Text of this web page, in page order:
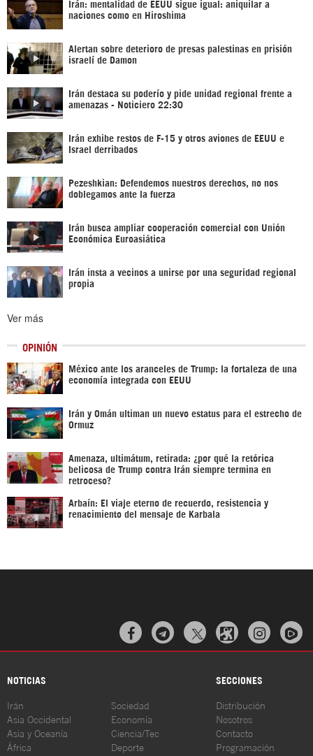
Irán: mentalidad de EEUU sigue igual: aniquilar a
naciones como en Hiroshima
Alertan sobre deterioro de presas palestinas en prisión
israelí de Damon
Irán destaca su poderío y pide unidad regional frente a
amenazas - Noticiero 22:30
Irán exhibe restos de F-15 y otros aviones de EEUU e
Israel derribados
Pezeshkian: Defendemos nuestros derechos, no nos
doblegamos ante la fuerza
Irán busca ampliar cooperación comercial con Unión
Económica Euroasiática
Irán insta a vecinos a unirse por una seguridad regional
propia
Ver más
OPINIÓN
México ante los aranceles de Trump: la fortaleza de una
economía integrada con EEUU
Irán y Omán ultiman un nuevo estatus para el estrecho de
Ormuz
Amenaza, ultimátum, retirada: ¿por qué la retórica
belicosa de Trump contra Irán siempre termina en
retroceso?
Arbaín: El viaje eterno de recuerdo, resistencia y
renacimiento del mensaje de Karbala
  
NOTICIAS SECCIONES
Irán
Asia Occidental
Asia y Oceanía
África
Sociedad
Economía
Ciencia/Tec
Deporte
Distribución
Nosotros
Contacto
Programación